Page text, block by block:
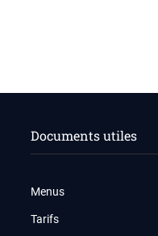
Documents utiles
Menus
Tarifs